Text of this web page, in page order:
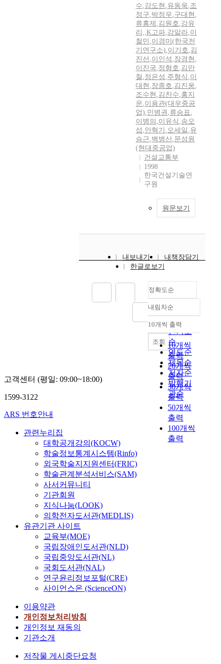
수,강도현 ,유동욱,조
정구,박정우,구대현 ,
류홍제 ,김원호,강유
리,,K고파,강알라,이
철민 ,이경미(한국전
기연구소),이기호,김
진선 ,이인석 ,장경현 ,
이진국,정형호,김만
철 ,정은성 ,주형식 ,이
대현 ,장종호,김진웅,
조수현 ,김찬수,홍지
운,이용관(대우중공
업),민병권 ,류승표,
이병의 ,이유식 ,송오
섭 ,안혁기 ,오세일 ,유
승근,백병산,문성원
(현대중공업)
건설교통부
1998
한국건설기술연
구원
원문보기
내보내기
내책장담기
한글로보기
정확도순
정확도
순
인기도
순
연도순
제목순
저자순
발행기
관순
내림차순
내림차순
10개씩 출력
10개씩
출력
20개씩
출력
30개씩
출력
50개씩
출력
100개씩
출력
조회
고객센터 (평일: 09:00~18:00)
1599-3122
ARS 번호안내
관련누리집
대학공개강의(KOCW)
학술정보통계시스템(Rinfo)
외국학술지지원센터(FRIC)
학술관계분석서비스(SAM)
사서커뮤니티
기관회원
지식나눔(LOOK)
의학전자도서관(MEDLIS)
유관기관 사이트
교육부(MOE)
국립장애인도서관(NLD)
국립중앙도서관(NL)
국회도서관(NAL)
연구윤리정보포털(CRE)
사이언스온 (ScienceON)
이용약관
개인정보처리방침
개인정보 재동의
기관소개
저작물 게시중단요청